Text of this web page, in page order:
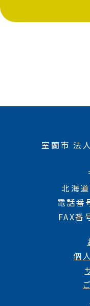
室蘭市 法
北海
電話番
FAX番
個